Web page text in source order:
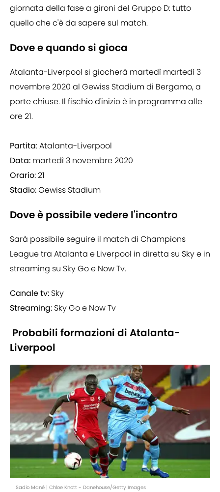
giornata della fase a gironi del Gruppo D: tutto
quello che c'è da sapere sul match.
Dove e quando si gioca
Atalanta-Liverpool si giocherà martedì martedì 3
novembre 2020 al Gewiss Stadium di Bergamo, a
porte chiuse. Il fischio d'inizio è in programma alle
ore 21.
Partita: Atalanta-Liverpool
Data: martedì 3 novembre 2020
Orario:21
Stadio:Gewiss Stadium
Dove è possibile vedere l'incontro
Sarà possibile seguire il match di Champions
League tra Atalanta e Liverpool in diretta su Sky e in
streaming su Sky Go e Now Tv.
Canale tv: Sky
Streaming: Sky Go e Now Tv
Probabili formazioni di Atalanta-
Liverpool
Sadio Mané | Chloe Knott - Danehouse/Getty Images